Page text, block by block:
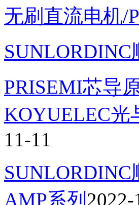
无刷直流电机/
PRISEMI芯导
KOYUELEC光
11-11
AMP系列 2022-